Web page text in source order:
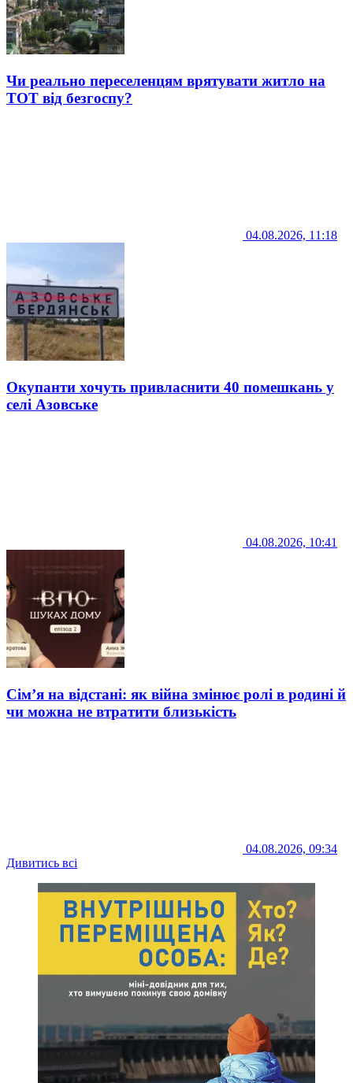
Чи реально переселенцям врятувати житло на
ТОТ від безгоспу?
04.08.2026, 11:18
Окупанти хочуть привласнити 40 помешкань у
селі Азовське
04.08.2026, 10:41
Сім’я на відстані: як війна змінює ролі в родині й
чи можна не втратити близькість
04.08.2026, 09:34
Дивитись всі